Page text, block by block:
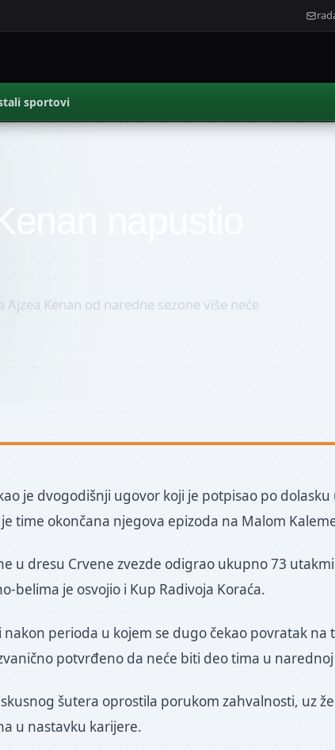
sportovi
napustio
Kenan od naredne sezone više neće
je dvogodišnji ugovor koji je potpisao po
time okončana njegova epizoda na Malom
u dresu Crvene zvezde odigrao ukupno 73
belima je osvojio i Kup Radivoja Koraća.
nakon perioda u kojem se dugo čekao povratak na
potvrđeno da neće biti deo tima u narednoj
šutera oprostila porukom zahvalnosti, uz
u nastavku karijere.